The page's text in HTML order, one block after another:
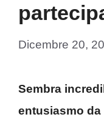
Dicembre 20,
Sembra
entusiasmo